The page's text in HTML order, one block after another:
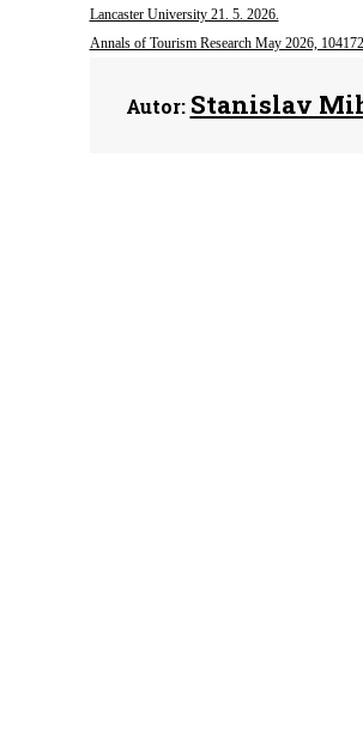
Lancaster University 21. 5. 2026.
Annals of Tourism Research May 2026,
Autor: Stanislav